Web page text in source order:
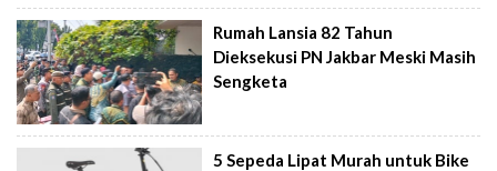
Rumah Lansia 82 Tahun
Dieksekusi PN Jakbar Meski Masih
Sengketa
5 Sepeda Lipat Murah untuk Bike